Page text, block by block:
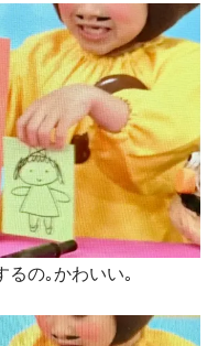
るの｡かわいい｡